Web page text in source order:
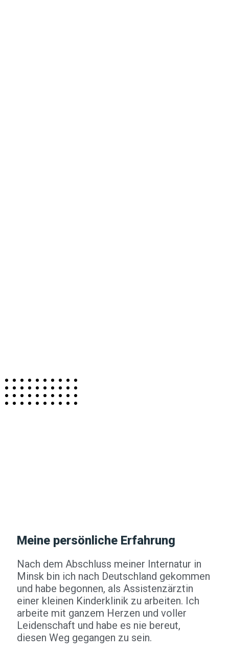
Meine persönliche Erfahrung
Nach dem Abschluss meiner Internatur in
Minsk bin ich nach Deutschland gekommen
und habe begonnen, als Assistenzärztin
einer kleinen Kinderklinik zu arbeiten. Ich
arbeite mit ganzem Herzen und voller
Leidenschaft und habe es nie bereut,
diesen Weg gegangen zu sein.